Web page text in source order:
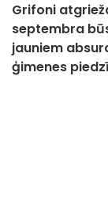
Grifoni
septembra
jauniem
ģimenes